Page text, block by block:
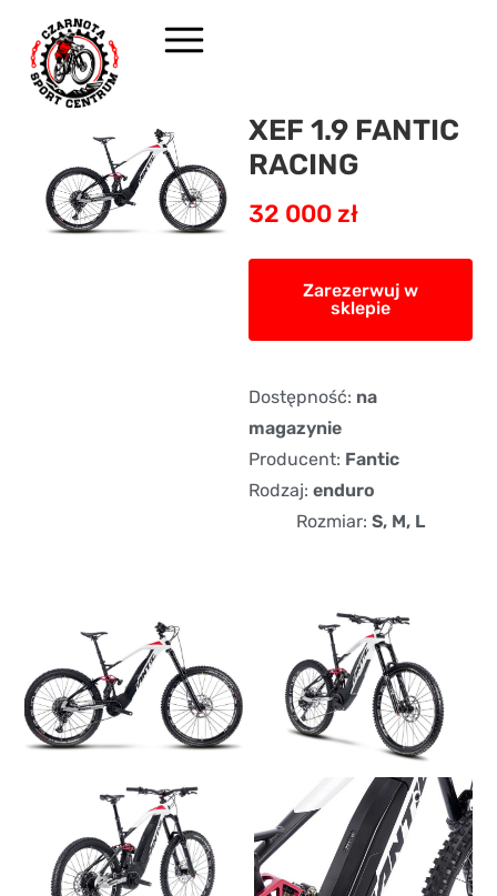
XEF 1.9 FANTIC
RACING
32 000 zł
Zarezerwuj w
sklepie
Dostępność: na
magazynie
Producent: Fantic
Rodzaj: enduro
Rozmiar: S, M, L